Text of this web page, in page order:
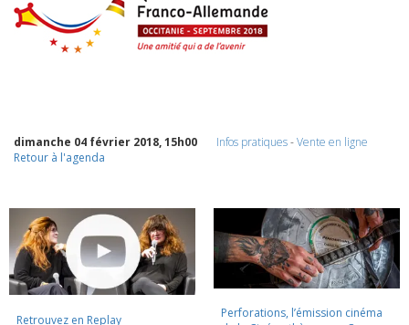
dimanche 04 février 2018, 15h00 Infos pratiques-Vente en ligne
Retour à l'agenda
Retrouvez en Replay
Perforations, l’émission cinéma